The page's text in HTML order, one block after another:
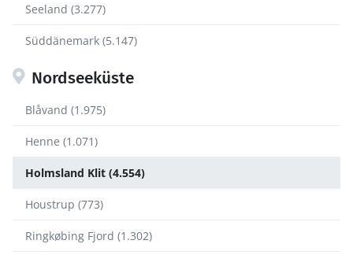
Seeland (3.277)
Süddänemark (5.147)
Nordseeküste
Blåvand (1.975)
Henne (1.071)
Holmsland Klit (4.554)
Houstrup (773)
Ringkøbing Fjord (1.302)